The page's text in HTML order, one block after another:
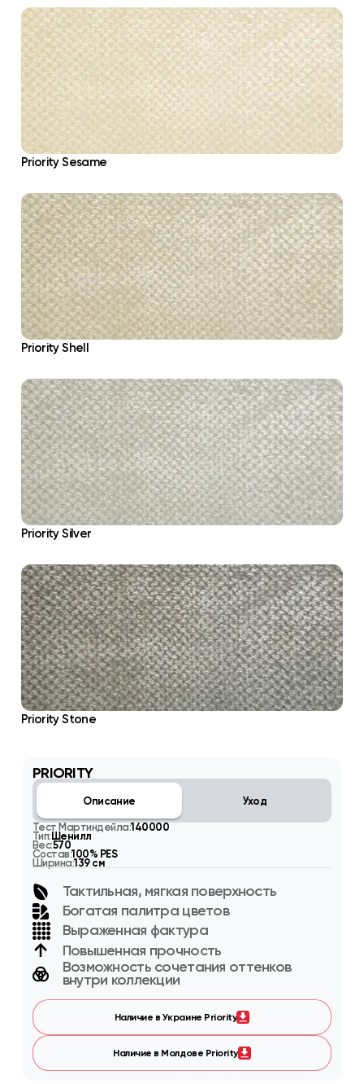
Priority Sesame
Priority Shell
Priority Silver
Priority Stone
PRIORITY
Описание Уход
Тест Мартиндейла:140000
Тип:Шенилл
Вес:570
Состав:100% PES
Ширина:139 см
Тактильная, мягкая поверхность
Богатая палитра цветов
Выраженная фактура
Повышенная прочность
Возможность сочетания оттенков
внутри коллекции
Наличие в Украине Priority
Наличие в Молдове Priority